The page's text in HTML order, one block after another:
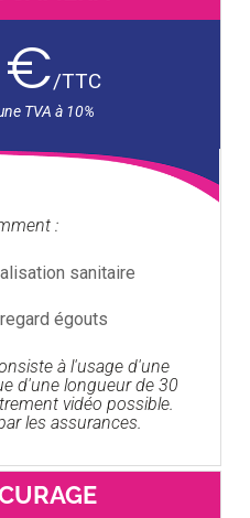
€/TTC
:
sanitaire
égouts
à l'usage d'une
d'une longueur de 30
vidéo possible.
les assurances.